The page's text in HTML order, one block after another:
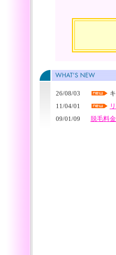
26/08/03
11/04/01
09/01/09
脱毛料